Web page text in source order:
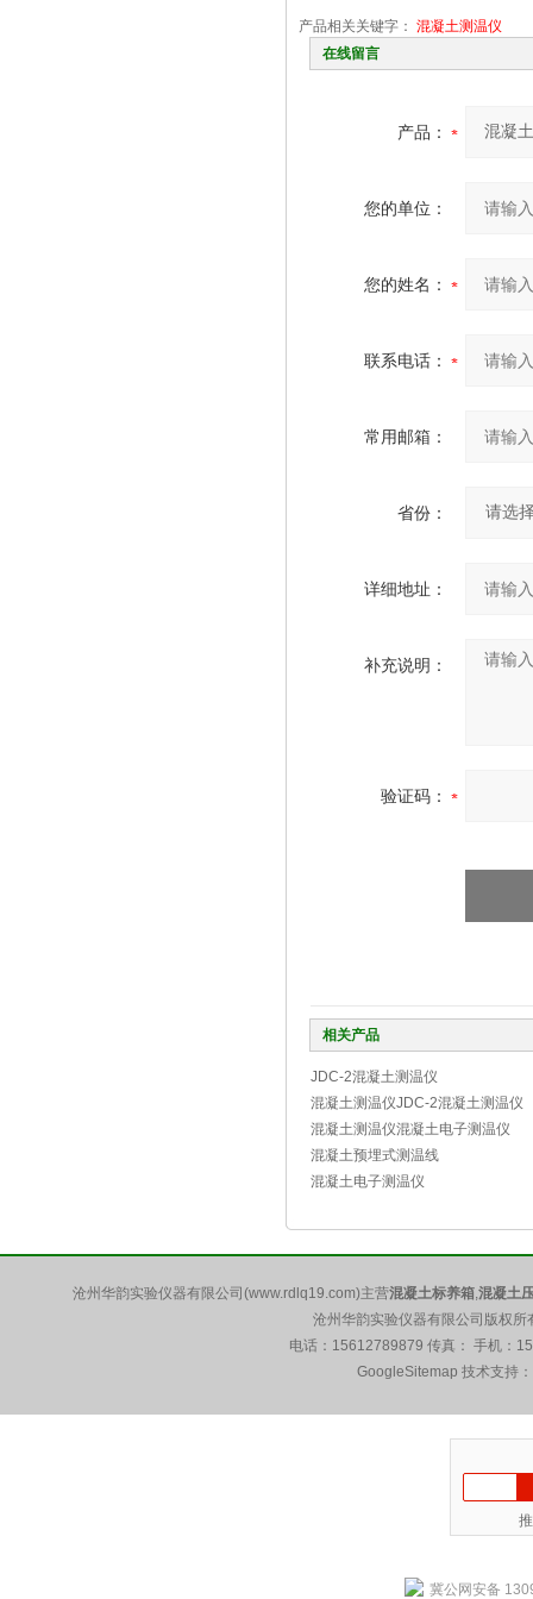
产品相关关键字： 混凝土测温仪
在线留言
产品：
您的单位：
您的姓名：
联系电话：
常用邮箱：
省份：
详细地址：
补充说明：
验证码：
相关产品
JDC-2混凝土测温仪
混凝土测温仪JDC-2混凝土测温仪
混凝土测温仪混凝土电子测温仪
混凝土预埋式测温线
混凝土电子测温仪
沧州华韵实验仪器有限公司(www.rdlq19.com)主营混凝土标养箱,混凝土
沧州华韵实验仪器有限公司版权
电话：15612789879 传真： 手机：
GoogleSitemap 技术支持
冀公网安备